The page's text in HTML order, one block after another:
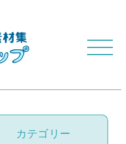
カテゴリー